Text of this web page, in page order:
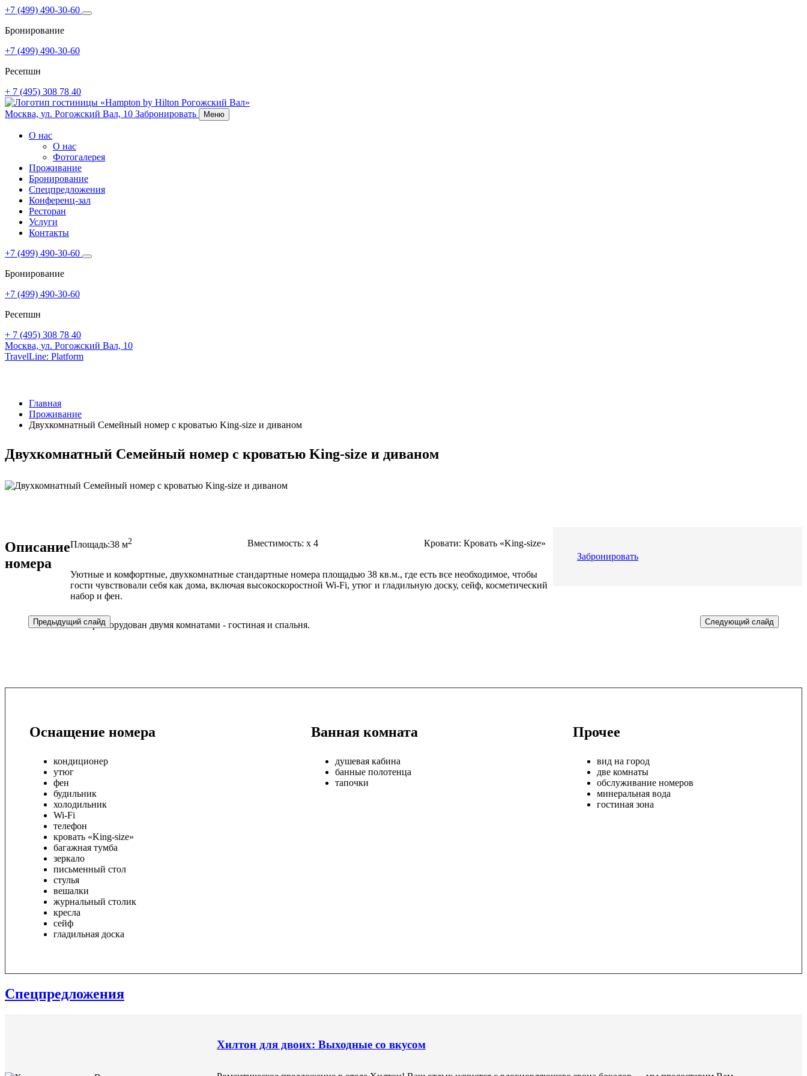
+7 (499) 490-30-60
Бронирование
+7 (499) 490-30-60
Ресепшн
+ 7 (495) 308 78 40
Москва, ул. Рогожский Вал, 10 Забронировать Меню
О нас
О нас
Фотогалерея
Проживание
Бронирование
Спецпредложения
Конференц-зал
Ресторан
Услуги
Контакты
+7 (499) 490-30-60
Бронирование
+7 (499) 490-30-60
Ресепшн
+ 7 (495) 308 78 40
Москва, ул. Рогожский Вал, 10
TravelLine: Platform
Главная
Проживание
Двухкомнатный Семейный номер с кроватью King-size и диваном
Двухкомнатный Семейный номер с кроватью King-size и диваном
Предыдущий слайд Следующий слайд
Описание
номера
Площадь:38 м2 Вместимость: x4 Кровати: Кровать «King-size»
Уютные и комфортные, двухкомнатные стандартные номера площадью 38 кв.м., где есть все необходимое, чтобы
гости чувствовали себя как дома, включая высокоскоростной Wi-Fi, утюг и гладильную доску, сейф, косметический
набор и фен.
Номер оборудован двумя комнатами - гостиная и спальня.
Забронировать
Оснащение номера
кондиционер
утюг
фен
будильник
холодильник
Wi-Fi
телефон
кровать «King-size»
багажная тумба
зеркало
письменный стол
стулья
вешалки
журнальный столик
кресла
сейф
гладильная доска
Ванная комната
душевая кабина
банные полотенца
тапочки
Прочее
вид на город
две комнаты
обслуживание номеров
минеральная вода
гостиная зона
Спецпредложения
Хилтон для двоих: Выходные со вкусом
Раннее бронирование
Семейные выходные на Таганке